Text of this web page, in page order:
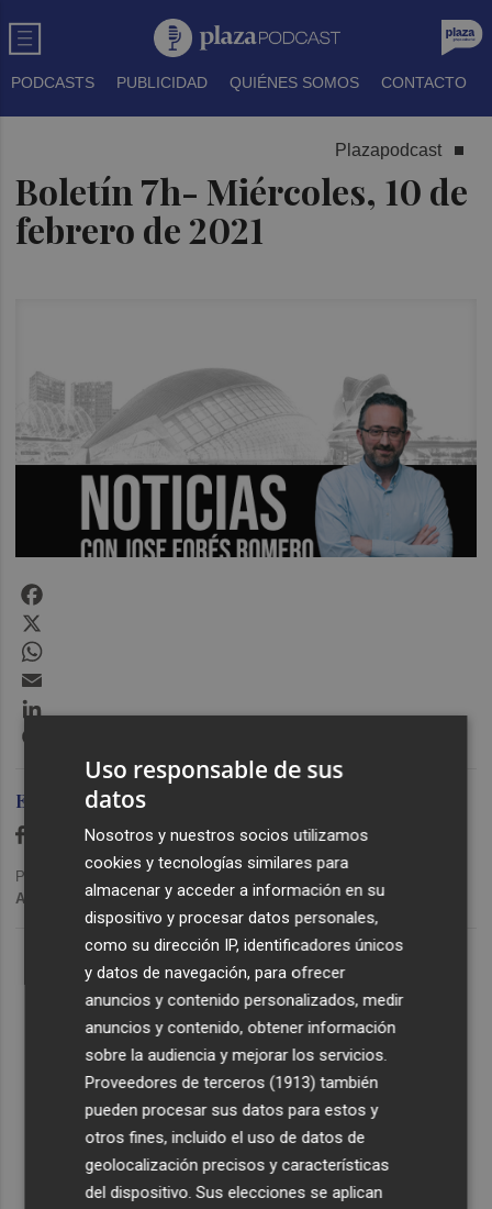
PODCASTS PUBLICIDAD QUIÉNES SOMOS CONTACTO
Plazapodcast
Boletín 7h- Miércoles, 10 de
febrero de 2021
Lo Más Escuchado
Suscríbete al canal de
Whatsapp
Siempre al día de las últimas noticias
¡Quiero suscribirme!
Ediciones Plaza
Publicado: 09/02/2021 ·
Actualizado: 29/01/2024 · 11:17
Uso responsable de sus
datos
Nosotros y nuestros socios utilizamos
cookies y tecnologías similares para
almacenar y acceder a información en su
dispositivo y procesar datos personales,
como su dirección IP, identificadores únicos
y datos de navegación, para ofrecer
anuncios y contenido personalizados, medir
anuncios y contenido, obtener información
sobre la audiencia y mejorar los servicios.
Proveedores de terceros (1913) también
pueden procesar sus datos para estos y
otros fines, incluido el uso de datos de
geolocalización precisos y características
del dispositivo. Sus elecciones se aplican